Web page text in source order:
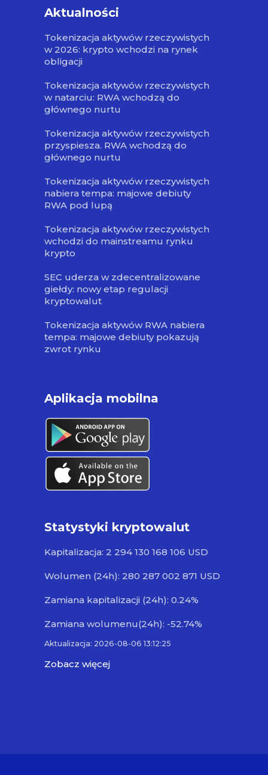
Aktualności
Tokenizacja aktywów rzeczywistych
w 2026: krypto wchodzi na rynek
obligacji
Tokenizacja aktywów rzeczywistych
w natarciu: RWA wchodzą do
głównego nurtu
Tokenizacja aktywów rzeczywistych
przyspiesza. RWA wchodzą do
głównego nurtu
Tokenizacja aktywów rzeczywistych
nabiera tempa: majowe debiuty
RWA pod lupą
Tokenizacja aktywów rzeczywistych
wchodzi do mainstreamu rynku
krypto
SEC uderza w zdecentralizowane
giełdy: nowy etap regulacji
kryptowalut
Tokenizacja aktywów RWA nabiera
tempa: majowe debiuty pokazują
zwrot rynku
Aplikacja mobilna
Statystyki kryptowalut
Kapitalizacja: 2 294 130 168 106 USD
Wolumen (24h): 280 287 002 871 USD
Zamiana kapitalizacji (24h): 0.24%
Zamiana wolumenu(24h): -52.74%
Aktualizacja: 2026-08-06 13:12:25
Zobacz więcej